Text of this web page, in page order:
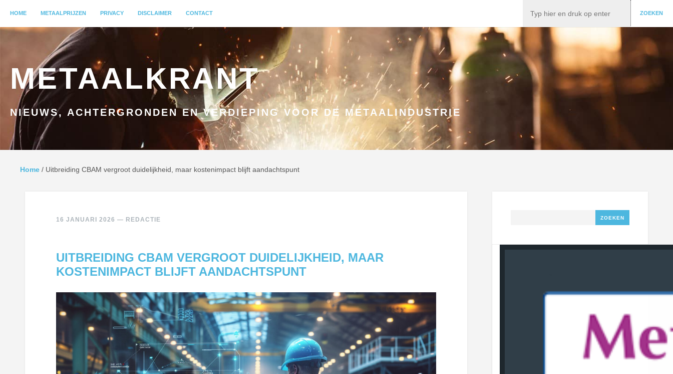
GA NAAR INHOUD
HOME METAALPRIJZEN PRIVACY DISCLAIMER CONTACT ZOEKEN
METAALKRANT
NIEUWS, ACHTERGRONDEN EN VERDIEPING VOOR DE METAALINDUSTRIE
Home / Uitbreiding CBAM vergroot duidelijkheid, maar kostenimpact blijft aandachtspunt
16 JANUARI 2026 — REDACTIE
UITBREIDING CBAM VERGROOT DUIDELIJKHEID, MAAR
KOSTENIMPACT BLIJFT AANDACHTSPUNT